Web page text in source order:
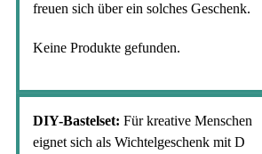
freuen sich über ein solches Geschenk.
Keine Produkte gefunden.
DIY-Bastelset: Für kreative Menschen
eignet sich als Wichtelgeschenk mit D